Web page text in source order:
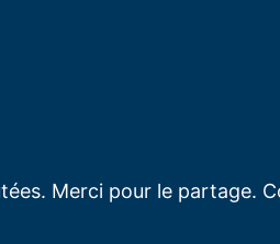
Merci pour le partage.